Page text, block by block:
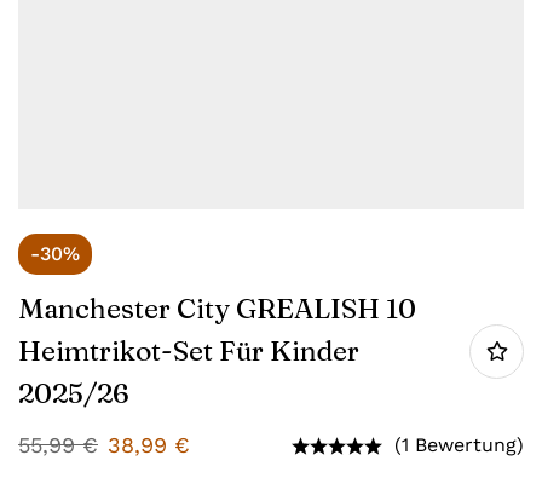
-30%
Manchester City GREALISH 10
Heimtrikot-Set Für Kinder
2025/26
55,99€ 38,99 € (1 Bewertung)